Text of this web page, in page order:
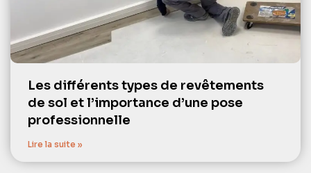
Les différents types de revêtements
de sol et l’importance d’une pose
professionnelle
Lire la suite »